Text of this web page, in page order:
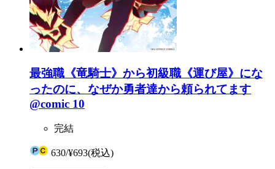
最強職《竜騎士》から初級職《運び屋》にな
ったのに、なぜか勇者達から頼られてます
@comic 10
完結
630/¥693(税込)